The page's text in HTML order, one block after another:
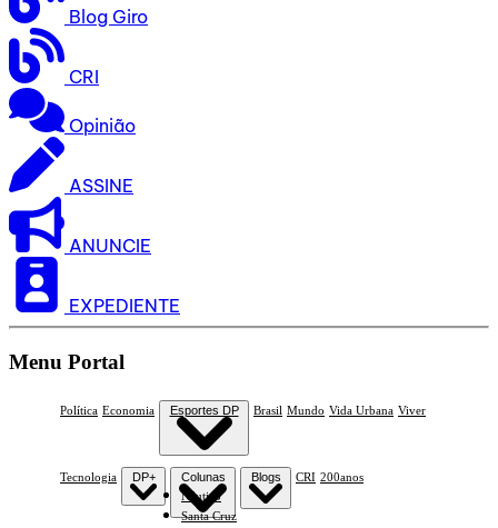
Blog Giro
CRI
Opinião
ASSINE
ANUNCIE
EXPEDIENTE
Menu Portal
Política Economia Esportes DP
Náutico
Santa Cruz
Brasil Mundo Vida Urbana Viver
Tecnologia DP+ Colunas Blogs CRI 200anos